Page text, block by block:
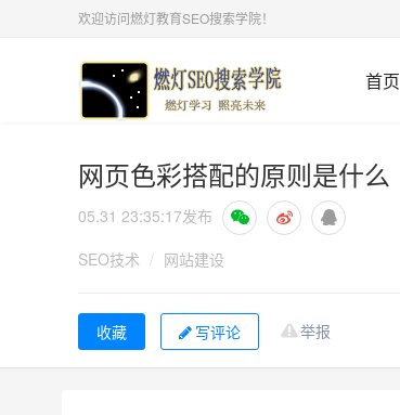
欢迎访问燃灯教育SEO搜索学院！
首页
网页色彩搭配的原则是什么
05.31 23:35:17发布
SEO技术 / 网站建设
举报
写评论